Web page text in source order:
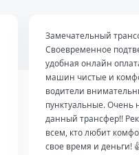
Замечательный
Своевременное
удобная онлайн
машин чистые и
водители
пунктуальные. Очень
данный трансфер!!
всем, кто любит
свое время и деньги!